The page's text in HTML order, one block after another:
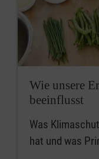
Wie unsere
beeinflusst
Was
hat und was